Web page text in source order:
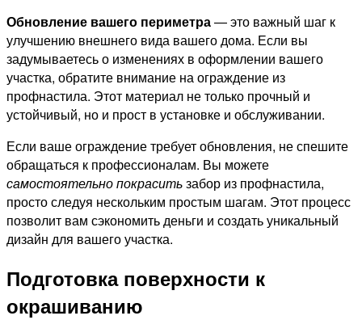
Обновление вашего периметра— это важный шаг к
улучшению внешнего вида вашего дома. Если вы
задумываетесь о изменениях в оформлении вашего
участка, обратите внимание на ограждение из
профнастила. Этот материал не только прочный и
устойчивый, но и прост в установке и обслуживании.
Если ваше ограждение требует обновления, не спешите
обращаться к профессионалам. Вы можете
самостоятельно покраситьзабор из профнастила,
просто следуя нескольким простым шагам. Этот процесс
позволит вам сэкономить деньги и создать уникальный
дизайн для вашего участка.
Подготовка поверхности к
окрашиванию